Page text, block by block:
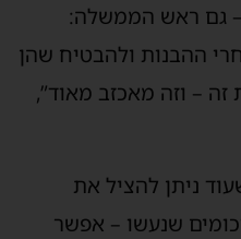
ראש הממשלה:
ההבנות ולהבטיח שהן
וזה מאכזב מאוד”,
ניתן להציל את
שנעשו – אפשר